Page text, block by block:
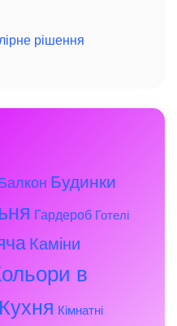
рішення
Будинки
Гардероб Готелі
Каміни
в
Кухня Кімнатні